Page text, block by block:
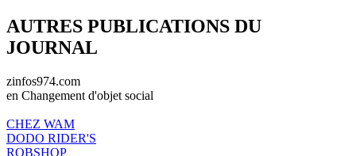
AUTRES PUBLICATIONS DU
JOURNAL
zinfos974.com
en Changement d'objet social
CHEZ WAM
DODO RIDER'S
ROBSHOP